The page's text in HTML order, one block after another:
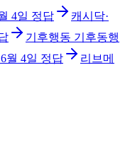
4일 정답
캐시닥·
기후행동 기후동행
6월 4일 정답
리브메